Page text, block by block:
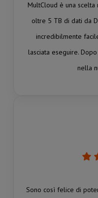
MultCloud è una
oltre 5 TB di dati da
incredibilmente
lasciata eseguire.
nella
Sono così felice di